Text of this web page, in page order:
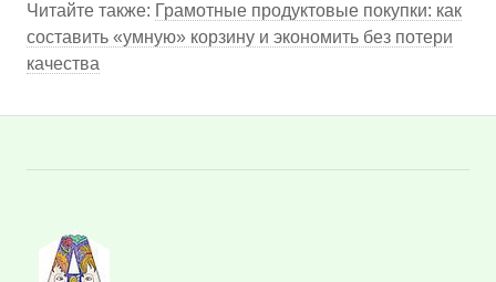
Читайте также: Грамотные продуктовые покупки: как
составить «умную» корзину и экономить без потери
качества